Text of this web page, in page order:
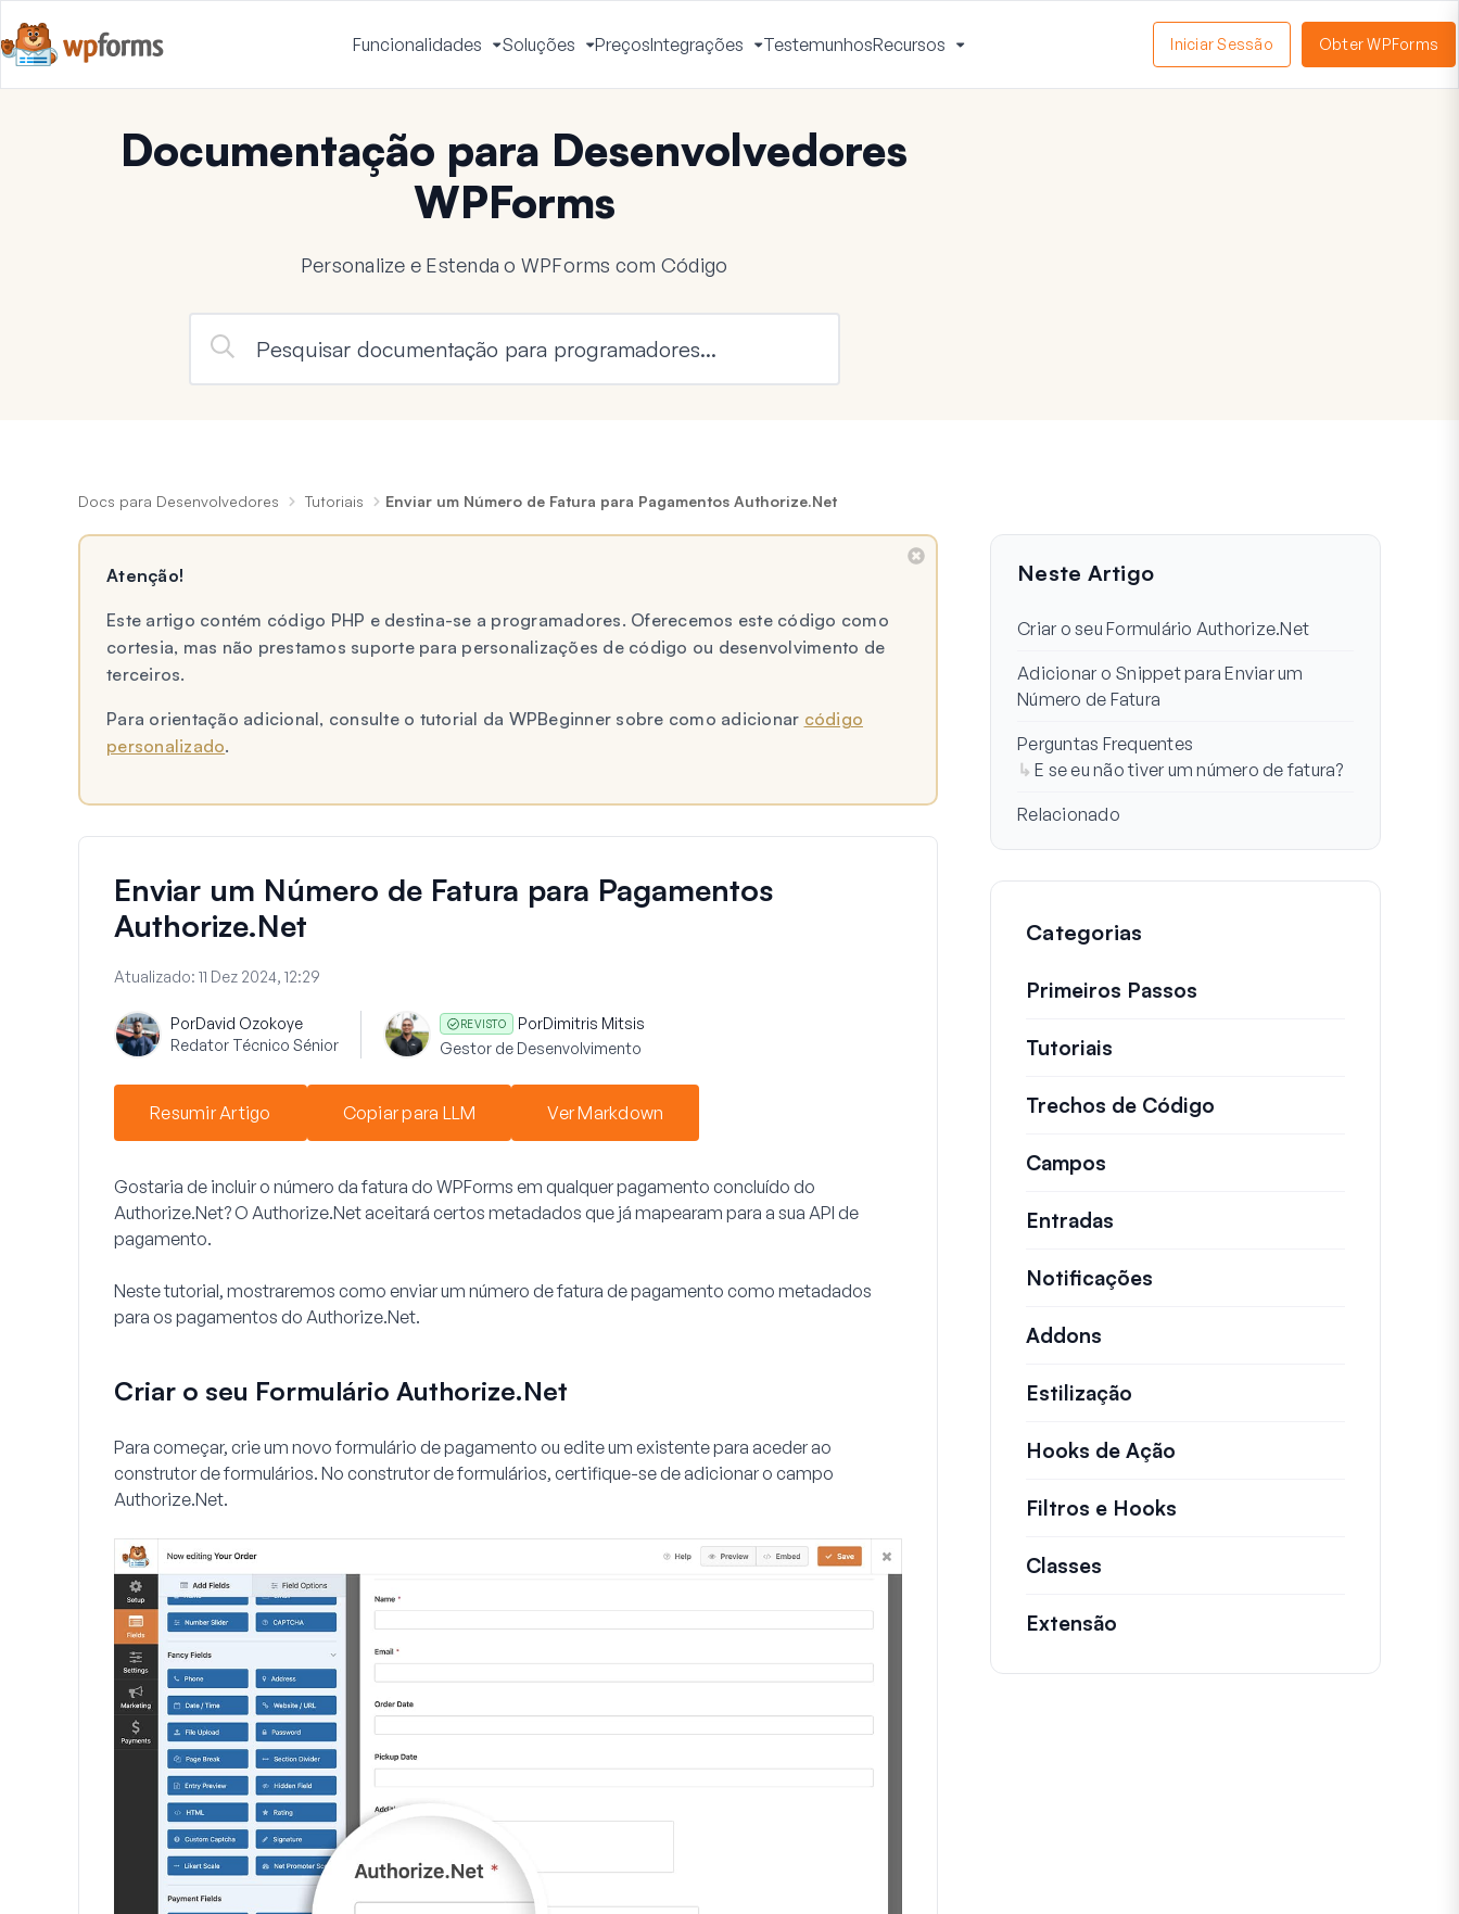
Funcionalidades
Ativar
Menu
Soluções
Ativar
Menu
PreçosIntegrações
Ativar
Menu
TestemunhosRecursos
Menu
Iniciar Sessão Obter WPForms
Documentação para Desenvolvedores
WPForms
Personalize e Estenda o WPForms com Código
Docs para Desenvolvedores Tutoriais Enviar um Número de Fatura para Pagamentos Authorize.Net
Atenção!
Este artigo contém código PHP e destina-se a programadores. Oferecemos este código como
cortesia, mas não prestamos suporte para personalizações de código ou desenvolvimento de
terceiros.
Para orientação adicional, consulte o tutorial da WPBeginner sobre como adicionar código
personalizado.
Enviar um Número de Fatura para Pagamentos
Authorize.Net
Atualizado: 11 Dez 2024, 12:29
PorDavid Ozokoye
Redator Técnico Sénior
REVISTO PorDimitris Mitsis
Gestor de Desenvolvimento
Resumir Artigo Copiar para LLM Ver Markdown
Gostaria de incluir o número da fatura do WPForms em qualquer pagamento concluído do
Authorize.Net? O Authorize.Net aceitará certos metadados que já mapearam para a sua API de
pagamento.
Neste tutorial, mostraremos como enviar um número de fatura de pagamento como metadados
para os pagamentos do Authorize.Net.
Criar o seu Formulário Authorize.Net
Para começar, crie um novo formulário de pagamento ou edite um existente para aceder ao
construtor de formulários. No construtor de formulários, certifique-se de adicionar o campo
Authorize.Net.
Neste Artigo
Criar o seu Formulário Authorize.Net
Adicionar o Snippet para Enviar um
Número de Fatura
Perguntas Frequentes
E se eu não tiver um número de fatura?
Relacionado
Categorias
Primeiros Passos
Tutoriais
Trechos de Código
Campos
Entradas
Notificações
Addons
Estilização
Hooks de Ação
Filtros e Hooks
Classes
Extensão